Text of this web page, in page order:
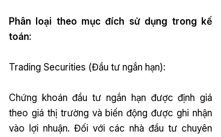
Phân loại theo mục đích sử dụng trong kế
toán:
Trading Securities (Đầu tư ngắn hạn):
Chứng khoán đầu tư ngắn hạn được định giá
theo giá thị trường và biến động được ghi nhận
vào lợi nhuận. Đối với các nhà đầu tư chuyên